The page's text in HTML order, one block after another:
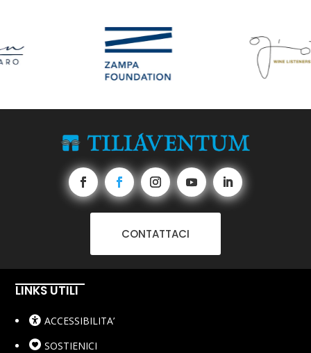
CONTATTACI
LINKS UTILI
ACCESSIBILITA’
SOSTIENICI